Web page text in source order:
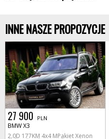
INNE NASZE PROPOZYCJE
27 900 PLN
BMW X3
2.0D 177KM 4x4 MPakiet Xenon